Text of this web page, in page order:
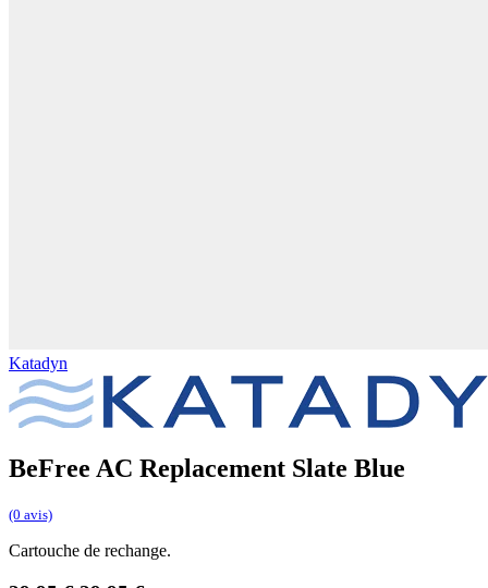
Katadyn
BeFree AC Replacement Slate Blue
(0 avis)
Cartouche de rechange.